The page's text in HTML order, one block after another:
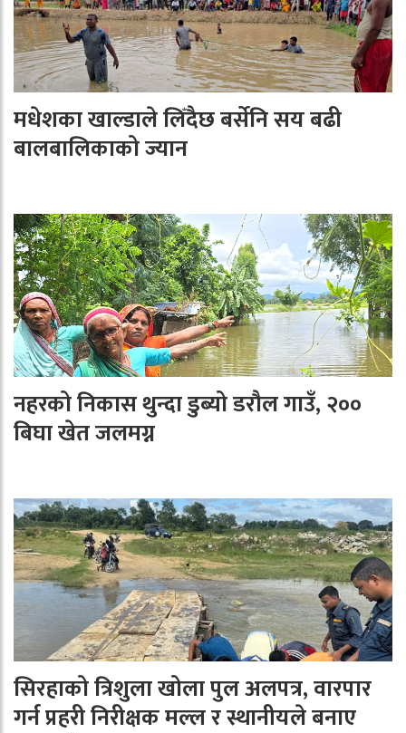
मधेशका खाल्डाले लिँदैछ बर्सेनि सय बढी
बालबालिकाको ज्यान
नहरको निकास थुन्दा डुब्यो डरौल गाउँ, २००
बिघा खेत जलमग्न
सिरहाको त्रिशुला खोला पुल अलपत्र, वारपार
गर्न प्रहरी निरीक्षक मल्ल र स्थानीयले बनाए